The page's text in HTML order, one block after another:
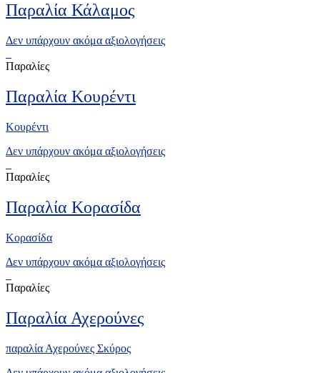
Παραλία Κάλαμος
Δεν υπάρχουν ακόμα αξιολογήσεις
Παραλίες
Παραλία Κουρέντι
Κουρέντι
Δεν υπάρχουν ακόμα αξιολογήσεις
Παραλίες
Παραλία Κορασίδα
Κορασίδα
Δεν υπάρχουν ακόμα αξιολογήσεις
Παραλίες
Παραλία Αχερούνες
παραλία Αχερούνες Σκύρος